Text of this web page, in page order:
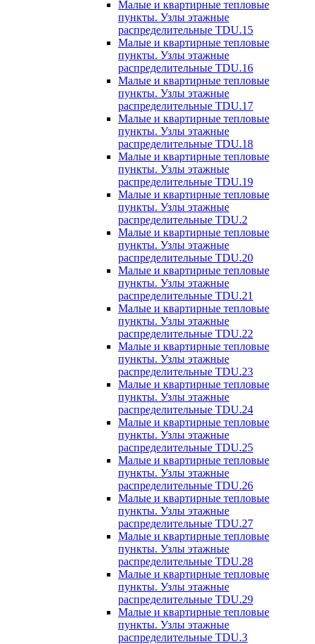
Малые и квартирные тепловые
пункты. Узлы этажные
распределительные TDU.15
Малые и квартирные тепловые
пункты. Узлы этажные
распределительные TDU.16
Малые и квартирные тепловые
пункты. Узлы этажные
распределительные TDU.17
Малые и квартирные тепловые
пункты. Узлы этажные
распределительные TDU.18
Малые и квартирные тепловые
пункты. Узлы этажные
распределительные TDU.19
Малые и квартирные тепловые
пункты. Узлы этажные
распределительные TDU.2
Малые и квартирные тепловые
пункты. Узлы этажные
распределительные TDU.20
Малые и квартирные тепловые
пункты. Узлы этажные
распределительные TDU.21
Малые и квартирные тепловые
пункты. Узлы этажные
распределительные TDU.22
Малые и квартирные тепловые
пункты. Узлы этажные
распределительные TDU.23
Малые и квартирные тепловые
пункты. Узлы этажные
распределительные TDU.24
Малые и квартирные тепловые
пункты. Узлы этажные
распределительные TDU.25
Малые и квартирные тепловые
пункты. Узлы этажные
распределительные TDU.26
Малые и квартирные тепловые
пункты. Узлы этажные
распределительные TDU.27
Малые и квартирные тепловые
пункты. Узлы этажные
распределительные TDU.28
Малые и квартирные тепловые
пункты. Узлы этажные
распределительные TDU.29
Малые и квартирные тепловые
пункты. Узлы этажные
распределительные TDU.3